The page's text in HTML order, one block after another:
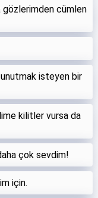
gözlerimden cümlen
isteyen bir
kilitler vursa da
çok sevdim!
için.